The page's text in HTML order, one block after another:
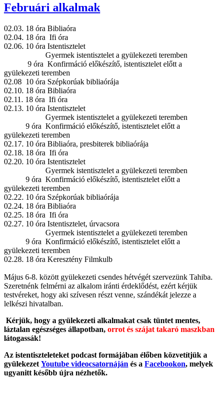
Februári alkalmak
02.03. 18 óra Bibliaóra
02.04. 18 óra Ifi óra
02.06. 10 óra Istentisztelet
Gyermek istentisztelet a gyülekezeti teremben
9 óra Konfirmáció előkészítő, istentisztelet előtt a
gyülekezeti teremben
02.08 10 óra Szépkorúak bibliaórája
02.10. 18 óra Bibliaóra
02.11. 18 óra Ifi óra
02.13. 10 óra Istentisztelet
Gyermek istentisztelet a gyülekezeti teremben
9 óra Konfirmáció előkészítő, istentisztelet előtt a
gyülekezeti teremben
02.17. 10 óra Bibliaóra, presbiterek bibliaórája
02.18. 18 óra Ifi óra
02.20. 10 óra Istentisztelet
Gyermek istentisztelet a gyülekezeti teremben
9 óra Konfirmáció előkészítő, istentisztelet előtt a
gyülekezeti teremben
02.22. 10 óra Szépkorúak bibliaórája
02.24. 18 óra Bibliaóra
02.25. 18 óra Ifi óra
02.27. 10 óra Istentisztelet, úrvacsora
Gyermek istentisztelet a gyülekezeti teremben
9 óra Konfirmáció előkészítő, istentisztelet előtt a
gyülekezeti teremben
02.28. 18 óra Keresztény Filmkulb
Május 6-8. között gyülekezeti csendes hétvégét szervezünk Tahiba.
Szeretnénk felmérni az alkalom iránti érdeklődést, ezért kérjük
testvéreket, hogy aki szívesen részt venne, szándékát jelezze a
lelkészi hivatalban.
Kérjük, hogy a gyülekezeti alkalmakat csak tüntet mentes,
láztalan egészséges állapotban, orrot és szájat takaró maszkban
látogassák!
Az istentiszteleteket podcast formájában élőben közvetítjük a
gyülekezet Youtube videocsatornáján és a Facebookon, melyek
ugyanitt később újra nézhetők.